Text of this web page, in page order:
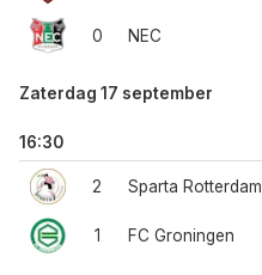
0 NEC
Zaterdag 17 september
16:30
2
1
Sparta Rotterdam
FC Groningen